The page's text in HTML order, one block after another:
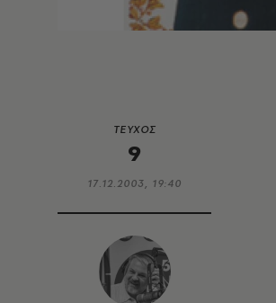
ΤΕΥΧΟΣ
9
17.12.2003, 19:40